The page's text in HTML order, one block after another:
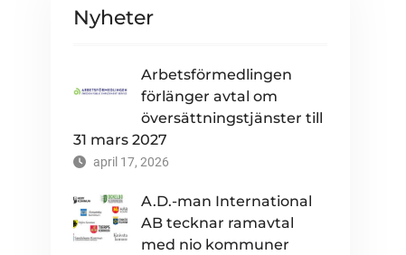
Nyheter
Arbetsförmedlingen
förlänger avtal om
översättningstjänster till
31 mars 2027
april 17, 2026
A.D.-man International
AB tecknar ramavtal
med nio kommuner